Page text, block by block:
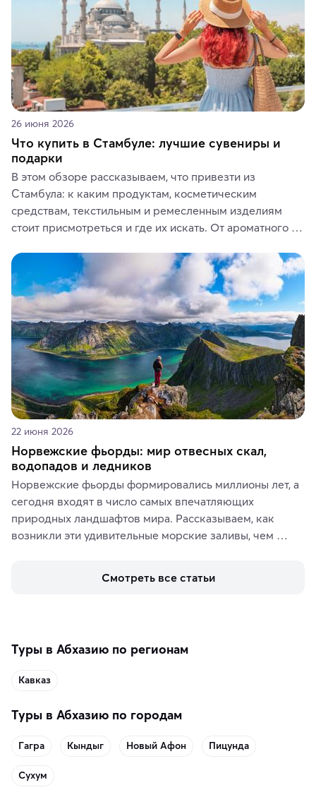
26 июня 2026
Что купить в Стамбуле: лучшие сувениры и
подарки
В этом обзоре рассказываем, что привезти из
Стамбула: к каким продуктам, косметическим
средствам, текстильным и ремесленным изделиям
стоит присмотреться и где их искать. От ароматного
керамики и изделий из кожи на турецких рынках и в
аутентичных лавках — в подарок близким или себе на
память о путешествии.
22 июня 2026
Норвежские фьорды: мир отвесных скал,
водопадов и ледников
Норвежские фьорды формировались миллионы лет, а
сегодня входят в число самых впечатляющих
природных ландшафтов мира. Рассказываем, как
возникли эти удивительные морские заливы, чем
включить в маршрут по Норвегии.
Смотреть все статьи
Туры в Абхазию по регионам
Кавказ
Туры в Абхазию по городам
Гагра Кындыг Новый Афон Пицунда
Сухум